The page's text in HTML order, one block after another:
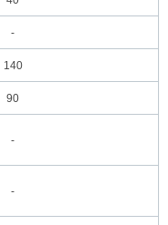
-
140
90
-
-